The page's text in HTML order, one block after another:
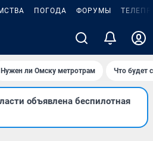
ПОГОДА ФОРУМЫ
Нужен ли Омску метротрам Что будет
объявлена беспилотная